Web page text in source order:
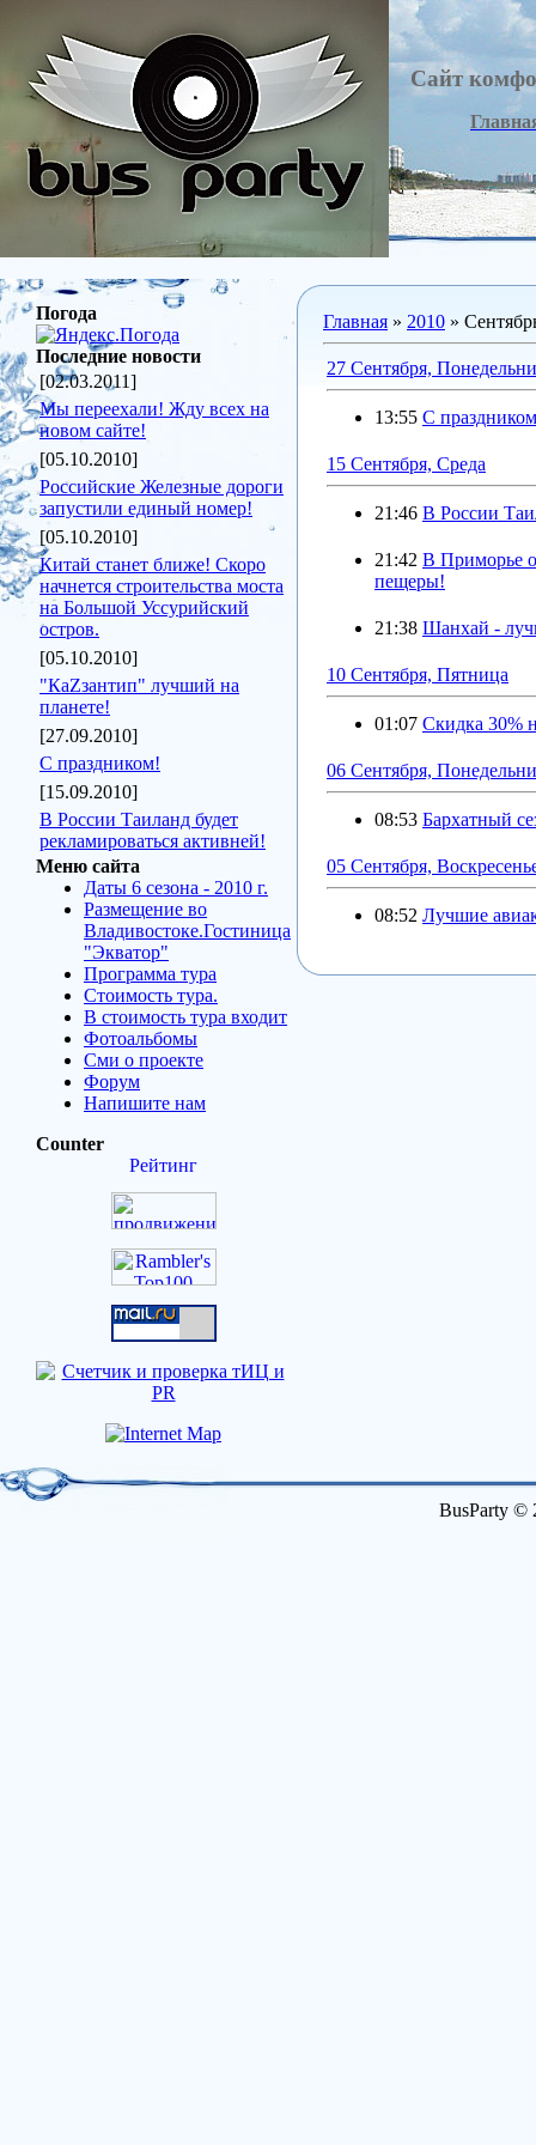
Сайт
Погода
Последние новости
[02.03.2011]
Мы переехали! Жду всех на
новом сайте!
[05.10.2010]
Российские Железные дороги
запустили единый номер!
[05.10.2010]
Китай станет ближе! Скоро
начнется строительства моста
на Большой Уссурийский
остров.
[05.10.2010]
"КаZзантип" лучший на
планете!
[27.09.2010]
C праздником!
[15.09.2010]
В России Таиланд будет
рекламироваться активней!
Меню сайта
Даты 6 сезона - 2010 г.
Размещение во
Владивостоке.Гостиница
"Экватор"
Программа тура
Стоимость тура.
В стоимость тура входит
Фотоальбомы
Сми о проекте
Форум
Напишите нам
Counter
Главная » 2010 »
27 Сентября,
13:55 C
15 Сентября, Среда
21:46 В России
21:42 В Приморье
пещеры!
21:38 Шанхай -
10 Сентября, Пятница
01:07 Скидка 30%
06 Сентября,
08:53 Бархатный
05 Сентября,
08:52 Лучшие
BusParty ©